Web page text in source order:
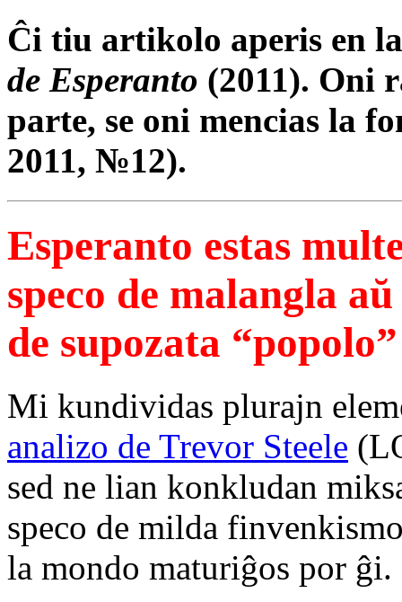
Ĉi tiu artikolo aperis en
de Esperanto (2011). Oni
parte, se oni mencias la
2011, №12).
Esperanto estas
speco de malangla
de supozata “popolo”
Mi kundividas plurajn
analizo de Trevor Steele
sed ne lian konkludan
speco de milda
la mondo maturiĝos por ĝi.